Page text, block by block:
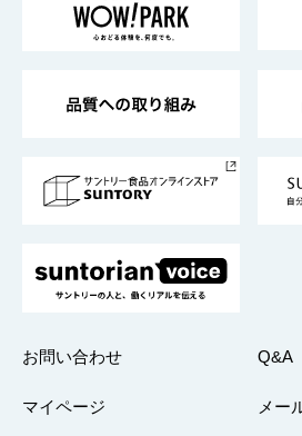
地域情報
サントリーサンバーズ大阪
サントリーが考えるサステナビ
企業概要
採用情報
お問い合わせ Q&A
マイページ メー